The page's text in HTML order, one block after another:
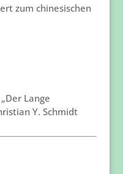
zum chinesischen
Lange
Y. Schmidt